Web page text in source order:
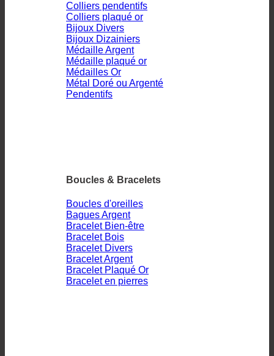
Colliers pendentifs
Colliers plaqué or
Bijoux Divers
Bijoux Dizainiers
Médaille Argent
Médaille plaqué or
Médailles Or
Métal Doré ou Argenté
Pendentifs
Boucles & Bracelets
Boucles d'oreilles
Bagues Argent
Bracelet Bien-être
Bracelet Bois
Bracelet Divers
Bracelet Argent
Bracelet Plaqué Or
Bracelet en pierres